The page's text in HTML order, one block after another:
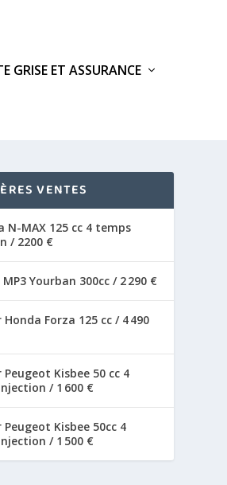
GRISE ET ASSURANCE
VENTES
N-MAX 125 cc 4 temps
/ 2200 €
Yourban 300cc / 2 290 €
Honda Forza 125 cc / 4 490
Peugeot Kisbee 50 cc 4
/ 1 600 €
Peugeot Kisbee 50cc 4
/ 1 500 €